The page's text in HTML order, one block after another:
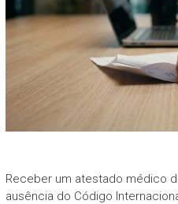
Receber um atestado médico
ausência do Código